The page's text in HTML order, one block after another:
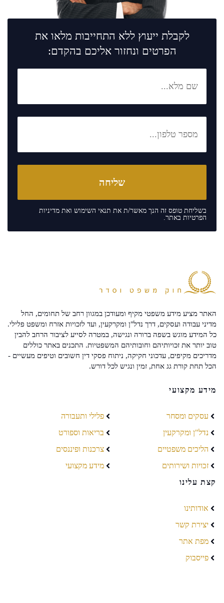
לקבלת ייעוץ ללא התחייבות מלאו את
הפרטים ונחזור אליכם בהקדם:
בשליחת טופס זה הנך מאשר/ת את תנאי השימוש ואת מדיניות
הפרטיות באתר.
האתר מציע מידע משפטי מקיף ומעודכן במגוון רחב של תחומים, החל
מדיני עבודה ועסקים, דרך נדל"ן ומקרקעין, ועד לזכויות אזרח ומשפט פלילי.
כל המידע מוגש בשפה ברורה ונגישה, במטרה לסייע לציבור הרחב להבין
טוב יותר את זכויותיהם וחובותיהם המשפטיות. התכנים באתר כוללים
מדריכים מקיפים, עדכוני חקיקה, ניתוח פסקי דין חשובים וטיפים מעשיים -
הכל תחת קורת גג אחת, זמין ונגיש לכל דורש.
מידע מקצועי
עסקים ומסחר
נדל"ן ומקרקעין
הליכים משפטיים
זכויות ושירותים
פלילי ותעבורה
בריאות וספורט
צרכנות ופיננסים
מידע מקצועי
קצת עלינו
אודותינו
יצירת קשר
מפת אתר
פייסבוק